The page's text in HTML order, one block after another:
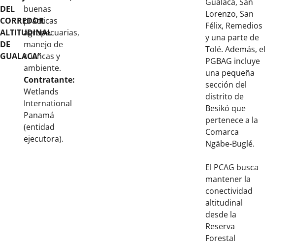
DEL
CORREDOR
ALTITUDINAL
DE
GUALACA”
buenas
prácticas
agropecuarias,
manejo de
cuencas y
ambiente.
Contratante:
Wetlands
International
Panamá
(entidad
ejecutora).
Lorenzo, San
Félix, Remedios
y una parte de
Tolé. Además, el
PGBAG incluye
una pequeña
sección del
distrito de
Besikó que
pertenece a la
Comarca
Ngäbe-Buglé.
El PCAG busca
mantener la
conectividad
altitudinal
desde la
Reserva
Forestal